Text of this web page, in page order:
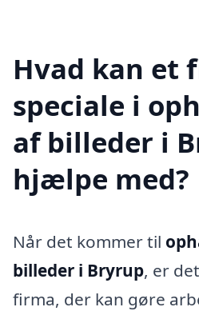
Hvad kan et
speciale i
af billeder i
hjælpe med?
Når det kommer til
billeder i Bryrup, er
firma, der kan gøre